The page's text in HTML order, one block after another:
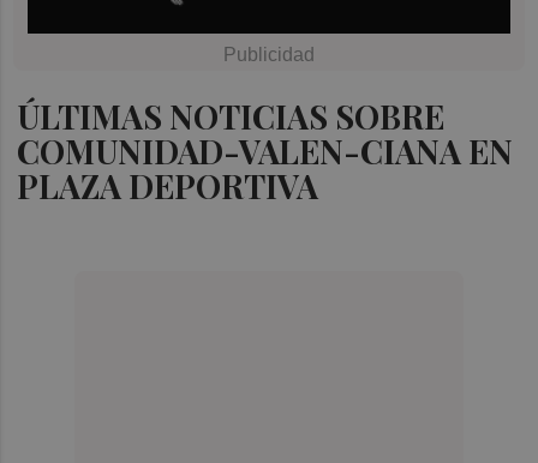
ÚLTIMAS NOTICIAS SOBRE
COMUNIDAD-VALEN-CIANA EN
PLAZA DEPORTIVA